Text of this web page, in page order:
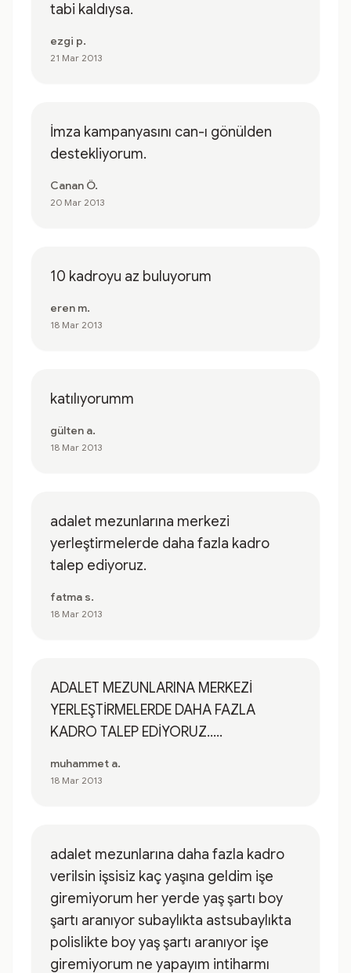
tabi kaldıysa.
ezgi p.
21 Mar 2013
İmza kampanyasını can-ı gönülden
destekliyorum.
Canan Ö.
20 Mar 2013
10 kadroyu az buluyorum
eren m.
18 Mar 2013
katılıyorumm
gülten a.
18 Mar 2013
adalet mezunlarına merkezi
yerleştirmelerde daha fazla kadro
talep ediyoruz.
fatma s.
18 Mar 2013
ADALET MEZUNLARINA MERKEZİ
YERLEŞTİRMELERDE DAHA FAZLA
KADRO TALEP EDİYORUZ.....
muhammet a.
18 Mar 2013
adalet mezunlarına daha fazla kadro
verilsin işsisiz kaç yaşına geldim işe
giremiyorum her yerde yaş şartı boy
şartı aranıyor subaylıkta astsubaylıkta
polislikte boy yaş şartı aranıyor işe
giremiyorum ne yapayım intiharmı